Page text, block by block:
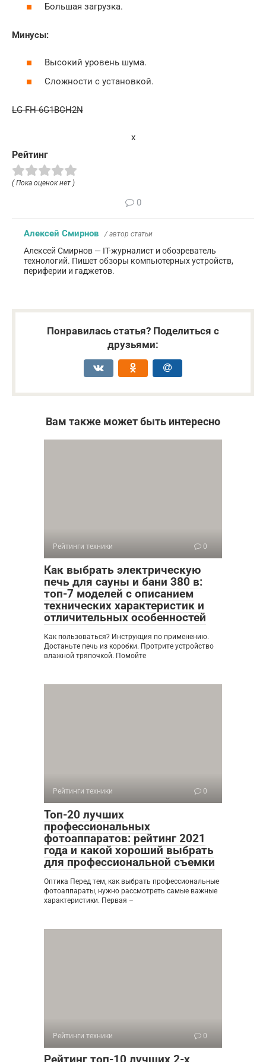
Большая загрузка.
Минусы:
Высокий уровень шума.
Сложности с установкой.
LG FH-6G1BCH2N
x
Рейтинг
( Пока оценок нет )
0
Алексей Смирнов / автор статьи
Алексей Смирнов — IT-журналист и обозреватель
технологий. Пишет обзоры компьютерных устройств,
периферии и гаджетов.
Понравилась статья? Поделиться с
друзьями:
Вам также может быть интересно
Рейтинги техники 0
Как выбрать электрическую
печь для сауны и бани 380 в:
топ-7 моделей с описанием
технических характеристик и
отличительных особенностей
Как пользоваться? Инструкция по применению.
Достаньте печь из коробки. Протрите устройство
влажной тряпочкой. Помойте
Рейтинги техники 0
Топ-20 лучших
профессиональных
фотоаппаратов: рейтинг 2021
года и какой хороший выбрать
для профессиональной съемки
Оптика Перед тем, как выбрать профессиональные
фотоаппараты, нужно рассмотреть самые важные
характеристики. Первая –
Рейтинги техники 0
Рейтинг топ-10 лучших 2-х